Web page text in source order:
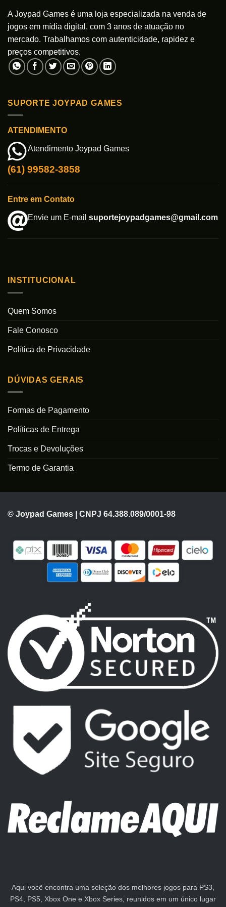
A Joypad Games é uma loja especializada na venda de
jogos em mídia digital, com 3 anos de atuação no
mercado. Trabalhamos com autenticidade, rapidez e
preços competitivos.
SUPORTE JOYPAD GAMES
ATENDIMENTO
Atendimento Joypad Games
(61) 99582-3858
Entre em Contato
Envie um E-mail suportejoypadgames@gmail.com
INSTITUCIONAL
Quem Somos
Fale Conosco
Política de Privacidade
DÚVIDAS GERAIS
Formas de Pagamento
Políticas de Entrega
Trocas e Devoluções
Termo de Garantia
© Joypad Games | CNPJ 64.388.089/0001-98
Aqui você encontra uma seleção dos melhores jogos para PS3,
PS4, PS5, Xbox One e Xbox Series, reunidos em um único lugar